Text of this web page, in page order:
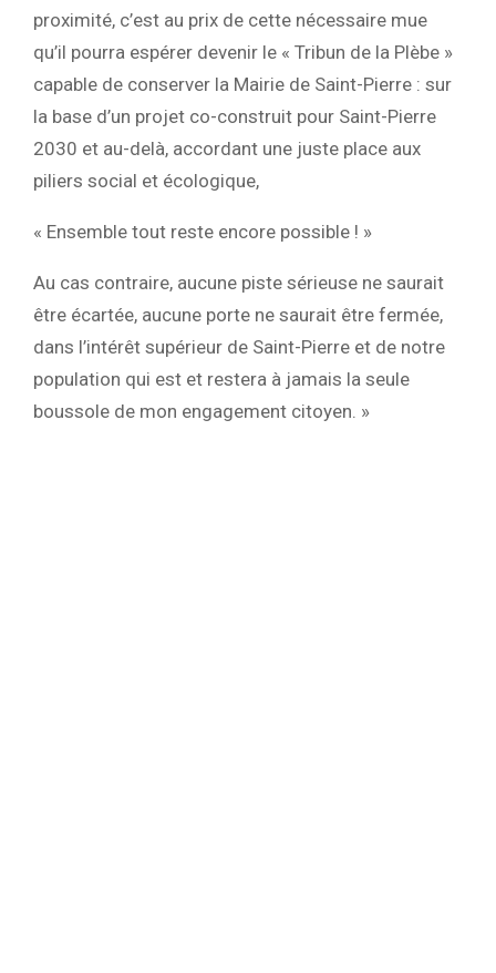
proximité, c’est au prix de cette nécessaire mue
qu’il pourra espérer devenir le « Tribun de la Plèbe »
capable de conserver la Mairie de Saint-Pierre : sur
la base d’un projet co-construit pour Saint-Pierre
2030 et au-delà, accordant une juste place aux
piliers social et écologique,
« Ensemble tout reste encore possible ! »
Au cas contraire, aucune piste sérieuse ne saurait
être écartée, aucune porte ne saurait être fermée,
dans l’intérêt supérieur de Saint-Pierre et de notre
population qui est et restera à jamais la seule
boussole de mon engagement citoyen. »